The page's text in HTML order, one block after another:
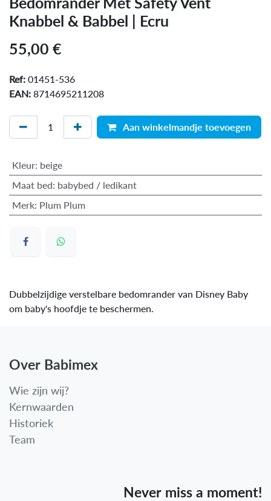
Knabbel & Babbel | Ecru
55,00 €
Ref: 01451-536
EAN: 8714695211208
Aan winkelmandje toevoegen
Kleur: beige
Maat bed: babybed / ledikant
Merk: Plum Plum
Dubbelzijdige verstelbare bedomrander van Disney Baby
om baby's hoofdje te beschermen.
Over Babimex
Wie zijn wij?
Kernwaarden
Historiek
Team
Never miss a moment!